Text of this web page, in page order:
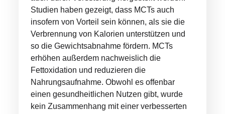
Studien haben gezeigt, dass MCTs auch
insofern von Vorteil sein können, als sie die
Verbrennung von Kalorien unterstützen und
so die Gewichtsabnahme fördern. MCTs
erhöhen außerdem nachweislich die
Fettoxidation und reduzieren die
Nahrungsaufnahme. Obwohl es offenbar
einen gesundheitlichen Nutzen gibt, wurde
kein Zusammenhang mit einer verbesserten